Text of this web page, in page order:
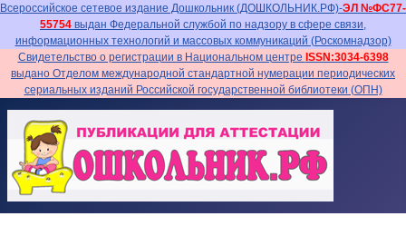
Всероссийское сетевое издание Дошкольник (ДОШКОЛЬНИК.РФ)-ЭЛ №ФС77-
55754 выдан Федеральной службой по надзору в сфере связи,
информационных технологий и массовых коммуникаций (Роскомнадзор)
Свидетельство о регистрации в Национальном центре ISSN:3034-6398
выдано Отделом международной стандартной нумерации периодических
сериальных изданий Российской государственной библиотеки (ОПН)